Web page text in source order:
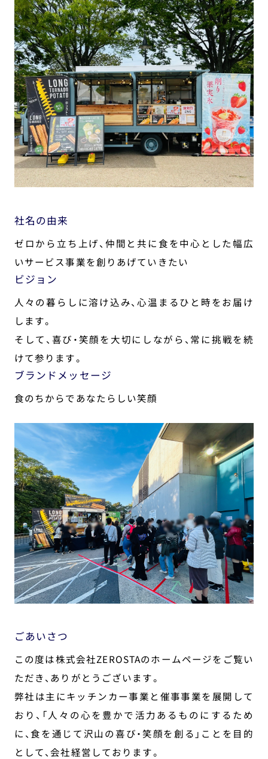
社名の由来
ゼロから立ち上げ、 仲間と共に食を中心とした幅広
いサービス事業を創りあげていきたい
ビジョン
人々の暮らしに溶け込み、心温まるひと時をお届け
します。
そして、喜び・笑顔を大切にしながら、常に挑戦を続
けて参ります。
ブランドメッセージ
食のちからであなたらしい笑顔
ごあいさつ
この度は株式会社ZEROSTAのホームページをご覧い
ただき、ありがとうございます。
弊社は主にキッチンカー事業と催事事業を展開して
おり、「人々の心を豊かで活力あるものにするため
に、食を通じて沢山の喜び・笑顔を創る」ことを目的
として、会社経営しております。